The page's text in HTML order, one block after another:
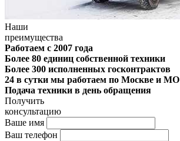
Наши
преимущества
Работаем с 2007 года
Более 80 единиц собственной техники
Более 300 исполненных госконтрактов
24 в сутки мы работаем по Москве и МО
Подача техники в день обращения
Получить
консультацию
Ваше имя
Ваш телефон